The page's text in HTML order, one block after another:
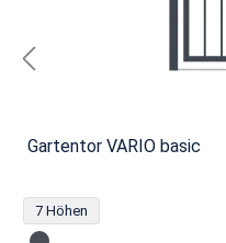
Gartentor VARIO basic
7 Höhen